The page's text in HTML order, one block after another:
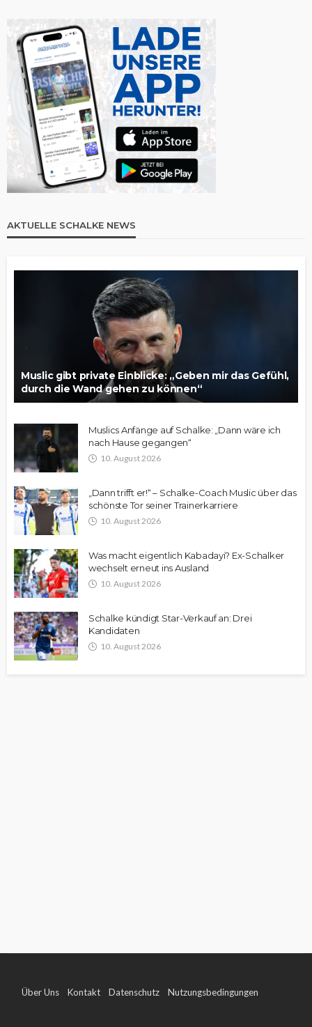
AKTUELLE SCHALKE NEWS
Muslic gibt private Einblicke: „Geben mir das Gefühl,
durch die Wand gehen zu können“
Muslics Anfänge auf Schalke: „Dann wäre ich
nach Hause gegangen“
10. August 2026
„Dann trifft er!“ – Schalke-Coach Muslic über das
schönste Tor seiner Trainerkarriere
10. August 2026
Was macht eigentlich Kabadayi? Ex-Schalker
wechselt erneut ins Ausland
10. August 2026
Schalke kündigt Star-Verkauf an: Drei
Kandidaten
10. August 2026
Über Uns Kontakt Datenschutz Nutzungsbedingungen